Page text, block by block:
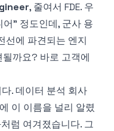
, 줄여서 FDE. 우
" 정도인데, 군사 용
선에 파견되는 엔지
까요? 바로 고객에
. 데이터 분석 회사
이 이름을 널리 알렸
럼 여겨졌습니다. 그